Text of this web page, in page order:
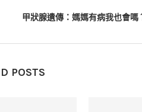
甲狀腺遺傳：媽媽有病我也會
POSTS